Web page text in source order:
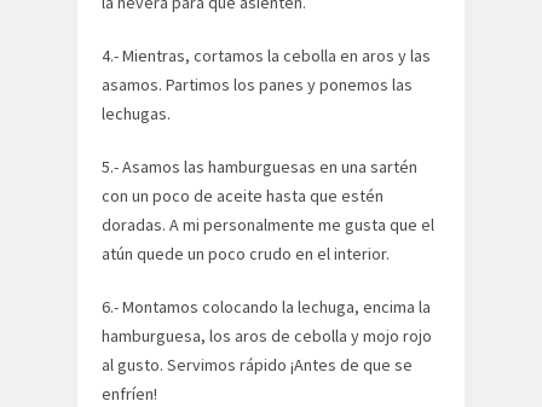
4.- Mientras, cortamos la cebolla en aros y las
asamos. Partimos los panes y ponemos las
lechugas.
5.- Asamos las hamburguesas en una sartén
con un poco de aceite hasta que estén
doradas. A mi personalmente me gusta que el
atún quede un poco crudo en el interior.
6.- Montamos colocando la lechuga, encima la
hamburguesa, los aros de cebolla y mojo rojo
al gusto. Servimos rápido ¡Antes de que se
enfríen!